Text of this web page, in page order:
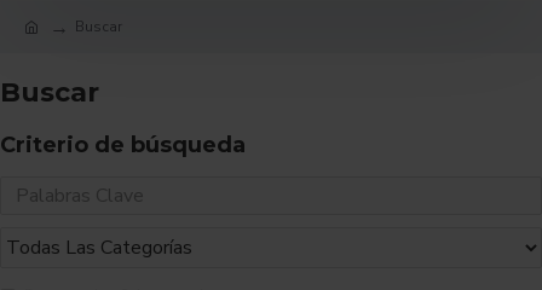
Buscar
Buscar
Criterio de búsqueda